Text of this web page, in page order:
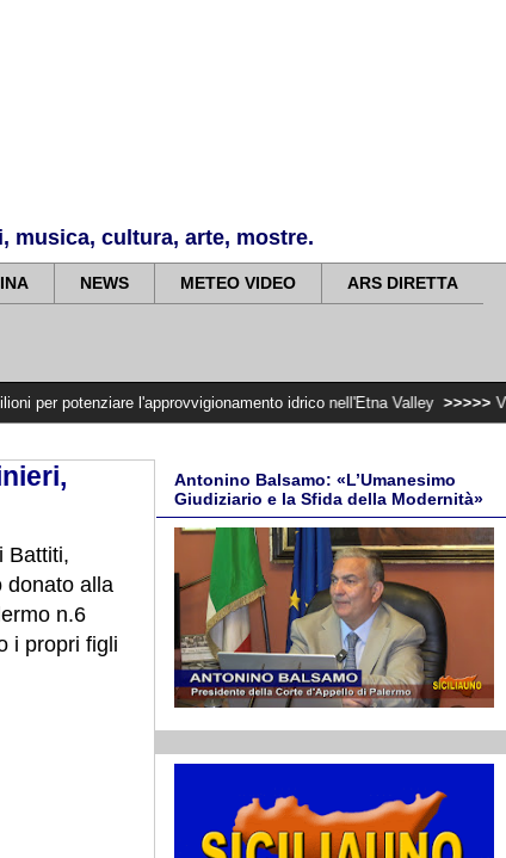
musica, cultura, arte, mostre.
NEWS METEO VIDEO ARS DIRETTA
l'approvvigionamento idrico nell'Etna Valley >>>>> Violenza di
Battiti,
donato alla
n.6
i propri figli
Antonino Balsamo: «L’Umanesimo
Giudiziario e la Sfida della Modernità»